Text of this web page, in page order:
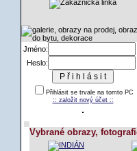
Jméno:
Heslo:
Přihlásit se trvale na tomto PC
:: založit nový účet ::
Vybrané obrazy,